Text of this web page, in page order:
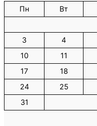
Пн
Вт
3
4
10
11
17
18
24
25
31